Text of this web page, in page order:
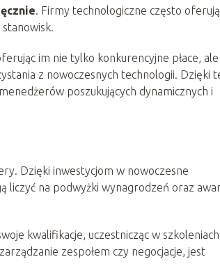
. Firmy technologiczne często oferują
im nie tylko konkurencyjne płace, ale
z nowoczesnych technologii. Dzięki
poszukujących dynamicznych i
Dzięki inwestycjom w nowoczesne
liczyć na podwyżki wynagrodzeń oraz
kwalifikacje, uczestnicząc w szkoleniach
zespołem czy negocjacje, jest